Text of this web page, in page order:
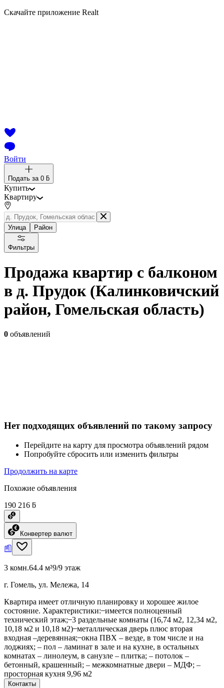
Скачайте приложение Realt
Войти
Подать за 0 ƃ
Купить
Квартиру
Улица Район
Фильтры
Продажа квартир с балконом
в д. Прудок (Калинковичский
район, Гомельская область)
0 объявлений
Нет подходящих объявлений по такому запросу
Перейдите на карту для просмотра объявлений рядом
Попробуйте сбросить или изменить фильтры
Продолжить на карте
Похожие объявления
190 216 ƃ
Конвертер валют
3 комн.64.4 м²9/9 этаж
г. Гомель, ул. Мележа, 14
Квартира имеет отличную планировку и хорошее жилое
состояние. Характеристики: ̶ имеется полноценный
технический этаж; ̶ 3 раздельные комнаты (16,74 м2, 12,34 м2,
10,18 м2 и 10,18 м2) ̶ металлическая дверь плюс вторая
входная –деревянная; ̶ окна ПВХ – везде, в том числе и на
лоджиях; – пол – ламинат в зале и на кухне, в остальных
комнатах – линолеум, в санузле – плитка; – потолок –
бетонный, крашенный; – межкомнатные двери – МДФ; –
просторная кухня 9,96 м2
Контакты